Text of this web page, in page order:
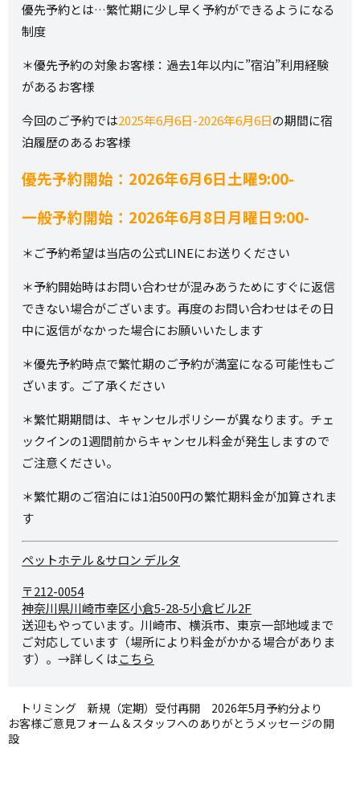
優先予約とは…繁忙期に少し早く予約ができるようになる
制度
＊優先予約の対象お客様：過去1年以内に”宿泊”利用経験
があるお客様
今回のご予約では2025年6月6日-2026年6月6日の期間に宿
泊履歴のあるお客様
優先予約開始：2026年6月6日土曜9:00-
一般予約開始：2026年6月8日月曜日9:00-
＊ご予約希望は当店の公式LINEにお送りください
＊予約開始時はお問い合わせが混みあうためにすぐに返信
できない場合がございます。再度のお問い合わせはその日
中に返信がなかった場合にお願いいたします
＊優先予約時点で繁忙期のご予約が満室になる可能性もご
ざいます。ご了承ください
＊繁忙期期間は、キャンセルポリシーが異なります。チェ
ックインの1週間前からキャンセル料金が発生しますので
ご注意ください。
＊繁忙期のご宿泊には1泊500円の繁忙期料金が加算されま
す
ペットホテル &サロン デルタ
〒212-0054
神奈川県川崎市幸区小倉5-28-5小倉ビル2F
送迎もやっています。川崎市、横浜市、東京一部地域まで
ご対応しています（場所により料金がかかる場合がありま
す）。→詳しくはこちら
トリミング 新規（定期）受付再開 2026年5月予約分より
お客様ご意見フォーム＆スタッフへのありがとうメッセージの開
設